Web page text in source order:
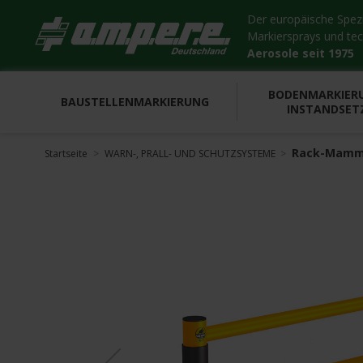
Der europäische
Markiersprays und
Aerosole seit 1975
BAUSTELLENMARKIERUNG
Startseite WARN-, PRALL- UND SCHUTZSYSTEME Rack-